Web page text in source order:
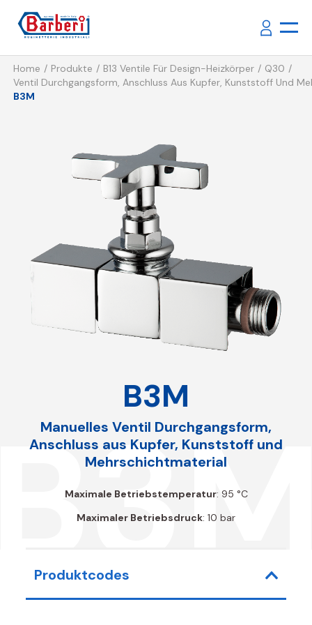
Home Produkte B13 Ventile Für Design-Heizkörper
Q30
Ventil Durchgangsform, Anschluss Aus Kupfer, Kunststoff Und
B3M
B3M
Manuelles Ventil Durchgangsform,
Anschluss aus Kupfer, Kunststoff und
Mehrschichtmaterial
Maximale Betriebstemperatur: 95 °C
Maximaler Betriebsdruck: 10 bar
Produktcodes